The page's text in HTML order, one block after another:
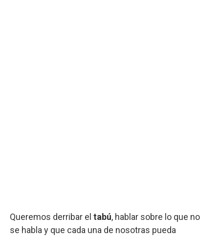
Queremos derribar el tabú, hablar sobre lo que no
se habla y que cada una de nosotras pueda